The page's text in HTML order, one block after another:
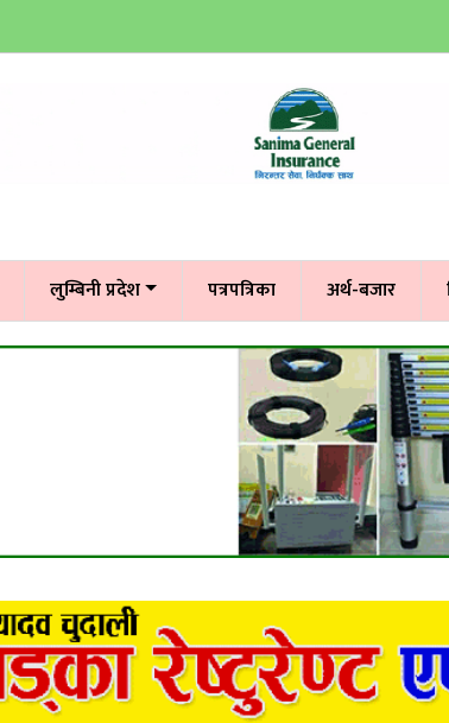
लुम्बिनी प्रदेश पत्रपत्रिका अर्थ-बजार